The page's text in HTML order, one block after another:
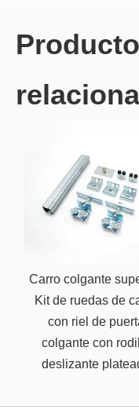
Carro colgante
Kit de ruedas de
con riel de
colgante con
deslizante